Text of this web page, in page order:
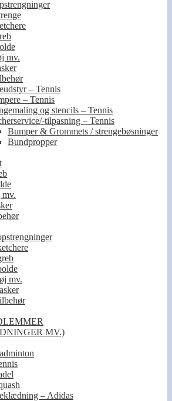
mv.
– Tennis
– Tennis
og stencils – Tennis
tilpasning – Tennis
Bumper & Grommets / strengebøsninger
Bundpropper
mv.
mv.
MV.)
– Adidas